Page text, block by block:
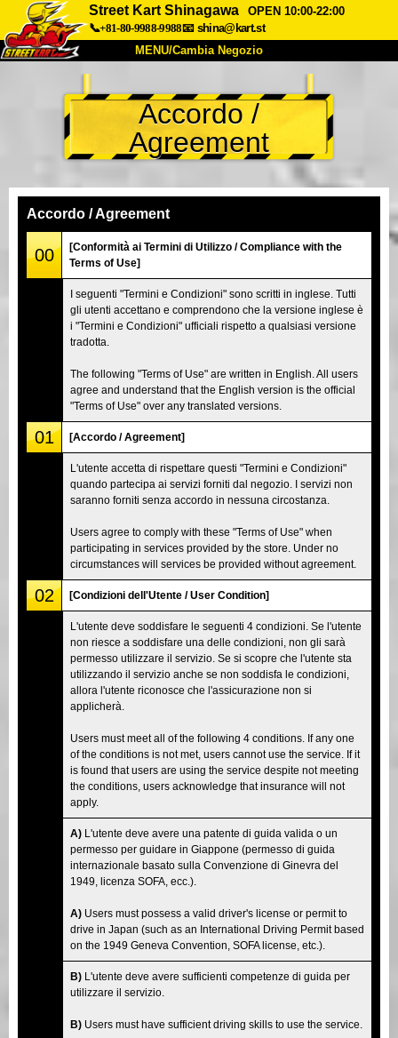
Street Kart Shinagawa
OPEN 10:00-22:00
📞+81-80-9988-9988📧 shina@kart.st
MENU/Cambia Negozio
Chi Siamo Specifiche Prezzo
Accesso Recensioni FAQ
Prenotazioni
Cambia Negozio
Tokyo Shinagawa
Tokyo Akihabara#2
Tokyo Shibuya Annex Tokyo Bay
Tokyo Asakusa Osaka
Accordo /
Agreement
Accordo / Agreement
00
[Conformità ai Termini di Utilizzo / Compliance with the
Terms of Use]
I seguenti "Termini e Condizioni" sono scritti in inglese. Tutti
gli utenti accettano e comprendono che la versione inglese è
i "Termini e Condizioni" ufficiali rispetto a qualsiasi versione
tradotta.
The following "Terms of Use" are written in English. All users
agree and understand that the English version is the official
"Terms of Use" over any translated versions.
01 [Accordo / Agreement]
L'utente accetta di rispettare questi "Termini e Condizioni"
quando partecipa ai servizi forniti dal negozio. I servizi non
saranno forniti senza accordo in nessuna circostanza.
Users agree to comply with these "Terms of Use" when
participating in services provided by the store. Under no
circumstances will services be provided without agreement.
02 [Condizioni dell'Utente / User Condition]
L'utente deve soddisfare le seguenti 4 condizioni. Se l'utente
non riesce a soddisfare una delle condizioni, non gli sarà
permesso utilizzare il servizio. Se si scopre che l'utente sta
utilizzando il servizio anche se non soddisfa le condizioni,
allora l'utente riconosce che l'assicurazione non si
applicherà.
Users must meet all of the following 4 conditions. If any one
of the conditions is not met, users cannot use the service. If it
is found that users are using the service despite not meeting
the conditions, users acknowledge that insurance will not
apply.
A) L'utente deve avere una patente di guida valida o un
permesso per guidare in Giappone (permesso di guida
internazionale basato sulla Convenzione di Ginevra del
1949, licenza SOFA, ecc.).
A) Users must possess a valid driver's license or permit to
drive in Japan (such as an International Driving Permit based
on the 1949 Geneva Convention, SOFA license, etc.).
B) L'utente deve avere sufficienti competenze di guida per
utilizzare il servizio.
B) Users must have sufficient driving skills to use the service.